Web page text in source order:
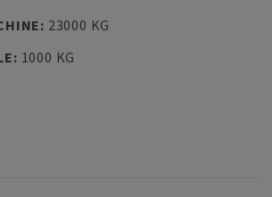
: 23000 KG
: 1000 KG